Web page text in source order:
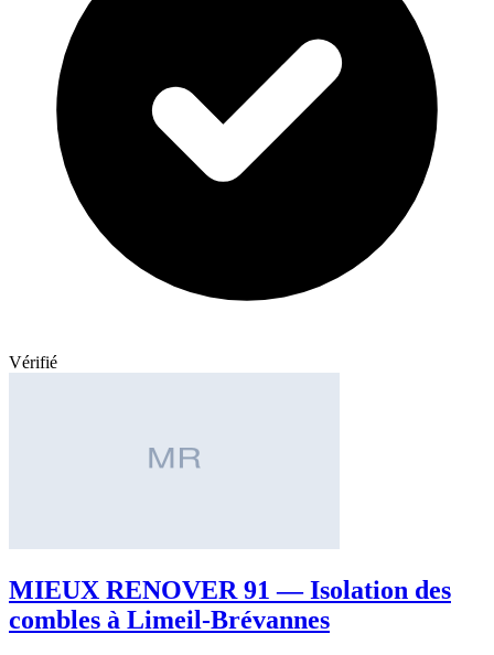
Vérifié
MIEUX RENOVER 91 — Isolation des
combles à Limeil-Brévannes